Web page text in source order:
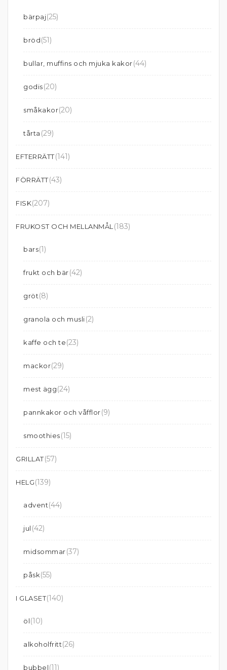
bärpaj(25)
bröd(51)
bullar, muffins och mjuka kakor(44)
godis(20)
småkakor(20)
tårta (29)
EFTERRÄTT(141)
FÖRRÄTT(43)
FISK(207)
FRUKOST OCH MELLANMÅL (183)
bars(1)
frukt och bär(42)
gröt(8)
granola och musli(2)
kaffe och te(23)
mackor(29)
mest ägg(24)
pannkakor och våfflor(9)
smoothies(15)
GRILLAT(57)
HELG(139)
advent(44)
jul (42)
midsommar(37)
påsk(55)
I GLASET(140)
öl(10)
alkoholfritt(26)
bubbel(11)